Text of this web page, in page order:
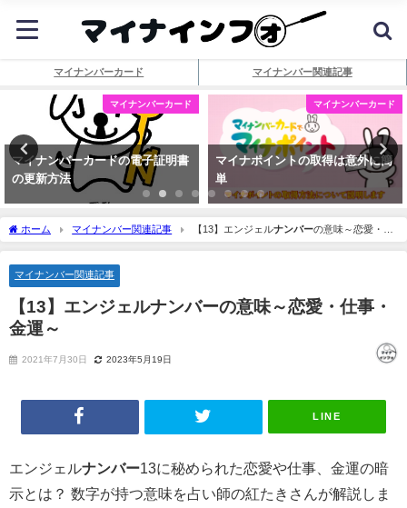
マイナンバーカード マイナンバー関連記事
マイナンバーカード
マイナンバーカードの電子証明書
の更新方法
マイナンバーカード
マイナポイントの取得は意外に簡
単
ホーム マイナンバー関連記事 【13】エンジェルナンバーの意味～恋愛・仕
事・金運～
マイナンバー関連記事
【13】エンジェルナンバーの意味～恋愛・仕事・
金運～
2021年7月30日 2023年5月19日
LINE
エンジェルナンバー13に秘められた恋愛や仕事、金運の暗
示とは？ 数字が持つ意味を占い師の紅たきさんが解説しま